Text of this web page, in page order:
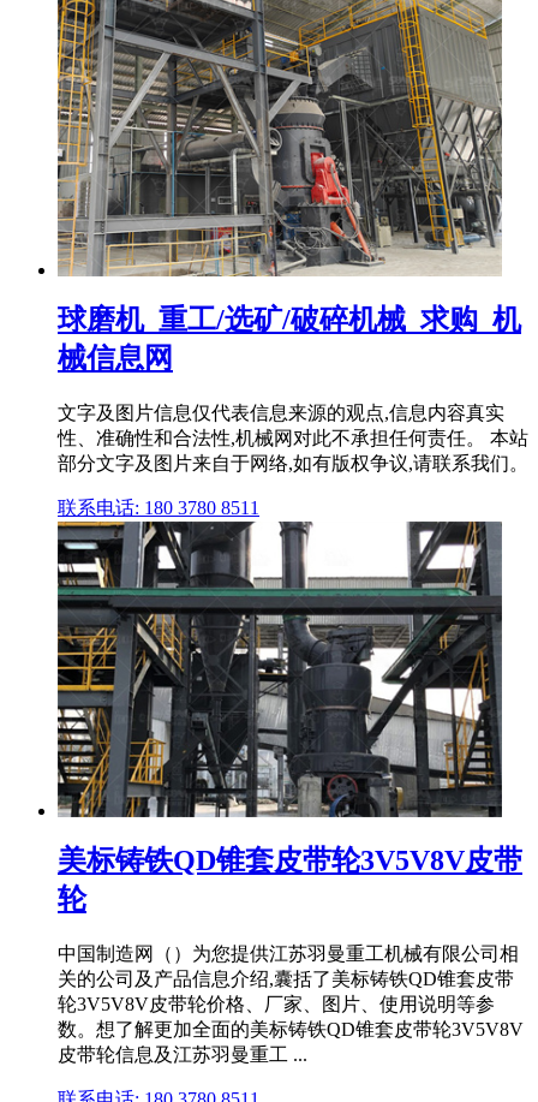
球磨机_重工/选矿/破碎机械_求购_机
械信息网
文字及图片信息仅代表信息来源的观点,信息内容真实
性、准确性和合法性,机械网对此不承担任何责任。 本站
部分文字及图片来自于网络,如有版权争议,请联系我们。
联系电话: 180 3780 8511
美标铸铁QD锥套皮带轮3V5V8V皮带
轮
中国制造网（）为您提供江苏羽曼重工机械有限公司相
关的公司及产品信息介绍,囊括了美标铸铁QD锥套皮带
轮3V5V8V皮带轮价格、厂家、图片、使用说明等参
数。想了解更加全面的美标铸铁QD锥套皮带轮3V5V8V
皮带轮信息及江苏羽曼重工 ...